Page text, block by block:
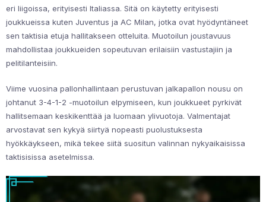
eri liigoissa, erityisesti Italiassa. Sitä on käytetty erityisesti
joukkueissa kuten Juventus ja AC Milan, jotka ovat hyödyntäneet
sen taktisia etuja hallitakseen otteluita. Muotoilun joustavuus
mahdollistaa joukkueiden sopeutuvan erilaisiin vastustajiin ja
pelitilanteisiin.
Viime vuosina pallonhallintaan perustuvan jalkapallon nousu on
johtanut 3-4-1-2 -muotoilun elpymiseen, kun joukkueet pyrkivät
hallitsemaan keskikenttää ja luomaan ylivuotoja. Valmentajat
arvostavat sen kykyä siirtyä nopeasti puolustuksesta
hyökkäykseen, mikä tekee siitä suositun valinnan nykyaikaisissa
taktisisissa asetelmissa.